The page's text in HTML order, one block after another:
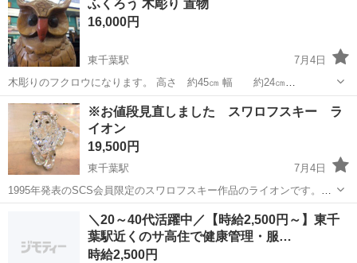
048459-105 店頭価格 15...ふくろう 木彫り 置物
16,000円
東千葉駅
7月4日
木彫りのフクロウになります。 高さ 約45㎝ 幅 約24㎝
******************************* お問い合わせ番号 112-045995-105 店頭価
格 16,00...
千葉 千葉市 東千葉駅 インテリア雑貨/小物 木彫り
※お値段見直しました スワロフスキー ラ
イオン
19,500円
東千葉駅
7月4日
1995年発表のSCS会員限定のスワロフスキー作品のライオンです。
「インスピレーションアフリカ」三部作の一部であったライオンにな
ります。 ************************** 18...
東千葉駅 インテリア雑貨/小物 ライオン
＼20～40代活躍中／【時給2,500円～】東千
葉駅近くのサ高住で健康管理・服…
時給2,500円